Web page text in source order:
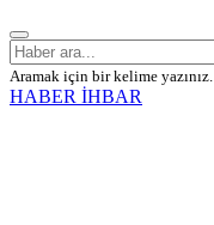
Aramak için bir kelime yazınız.
HABER İHBAR